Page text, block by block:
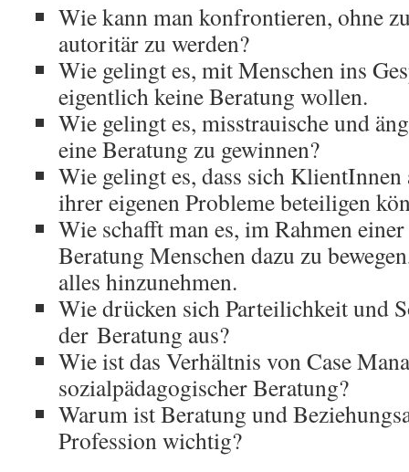
Wie kann man konfrontieren, ohne
autoritär zu werden?
Wie gelingt es, mit Menschen ins
eigentlich keine Beratung wollen.
Wie gelingt es, misstrauische und
eine Beratung zu gewinnen?
Wie gelingt es, dass sich
ihrer eigenen Probleme beteiligen
Wie schafft man es, im Rahmen
Beratung Menschen dazu zu
alles hinzunehmen.
Wie drücken sich Parteilichkeit und
der Beratung aus?
Wie ist das Verhältnis von Case
sozialpädagogischer Beratung?
Warum ist Beratung und
Profession wichtig?